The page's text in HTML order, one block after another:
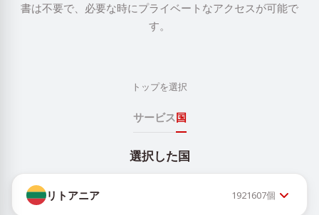
書は不要で、必要な時にプライベートなアクセスが可能で
す。
トップを選択
サービス国
選択した国
リトアニア 1921607個